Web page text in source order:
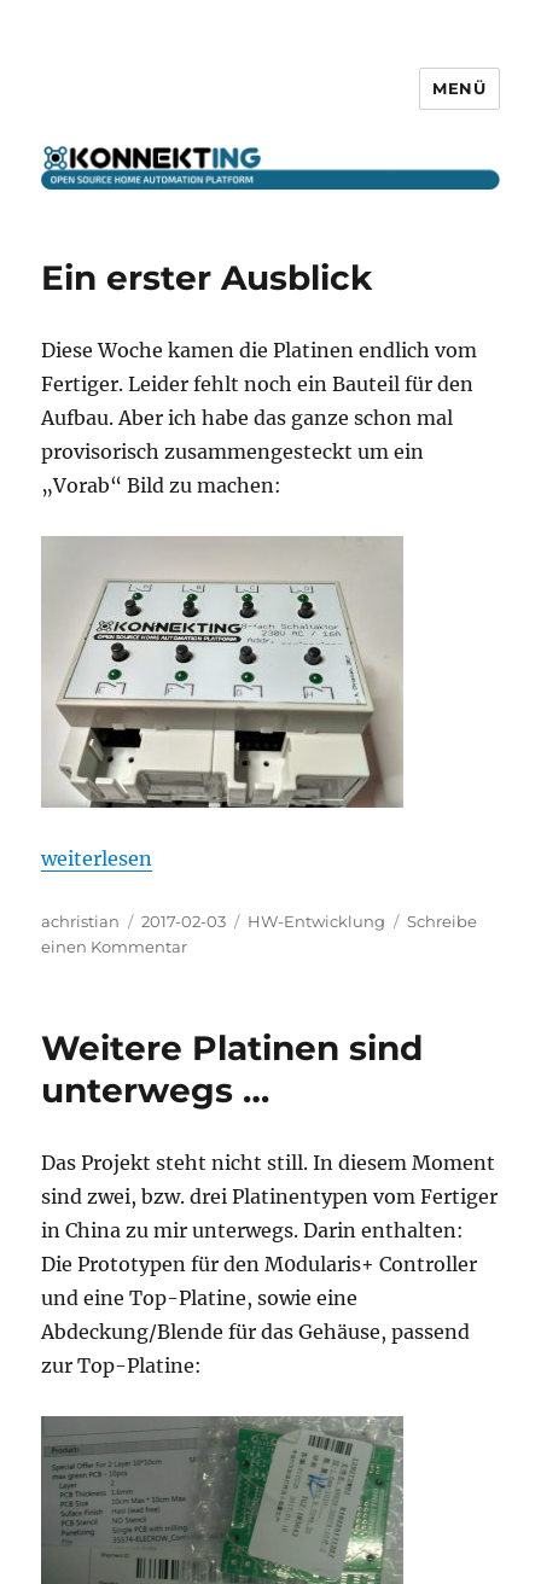
MENÜ
Ein erster Ausblick
Diese Woche kamen die Platinen endlich vom
Fertiger. Leider fehlt noch ein Bauteil für den
Aufbau. Aber ich habe das ganze schon mal
provisorisch zusammengesteckt um ein
„Vorab“ Bild zu machen:
„Ein erster Ausblick“
weiterlesen
Autor
achristian
Veröffentlicht
am
2017-02-03 Kategorien
HW-Entwicklung
Schreibe
einen Kommentarzu
Weitere Platinen sind
unterwegs …
Das Projekt steht nicht still. In diesem Moment
sind zwei, bzw. drei Platinentypen vom Fertiger
in China zu mir unterwegs. Darin enthalten:
Die Prototypen für den M0dularis+ Controller
und eine Top-Platine, sowie eine
Abdeckung/Blende für das Gehäuse, passend
zur Top-Platine: